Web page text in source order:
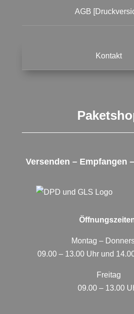
AGB
Kontakt
Versenden – Empfangen
Montag –
09.00 – 13.00 Uhr und
Freitag
09.00 – 13.00